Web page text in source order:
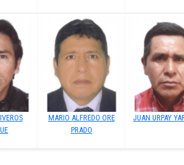
MARIO ALFREDO ORE
PRADO
JUAN URPAY